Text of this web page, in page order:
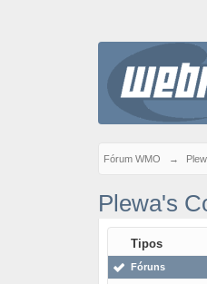
Fórum WMO →
Plewa's
Tipos
Fóruns